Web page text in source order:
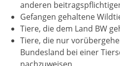
anderen
Gefangen gehaltene
Tiere, die dem Land BW
Tiere, die nur
Bundesland bei einer